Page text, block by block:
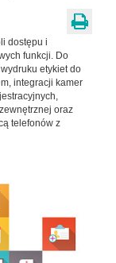
dostępu i
funkcji. Do
etykiet do
integracji kamer
oraz
telefonów z